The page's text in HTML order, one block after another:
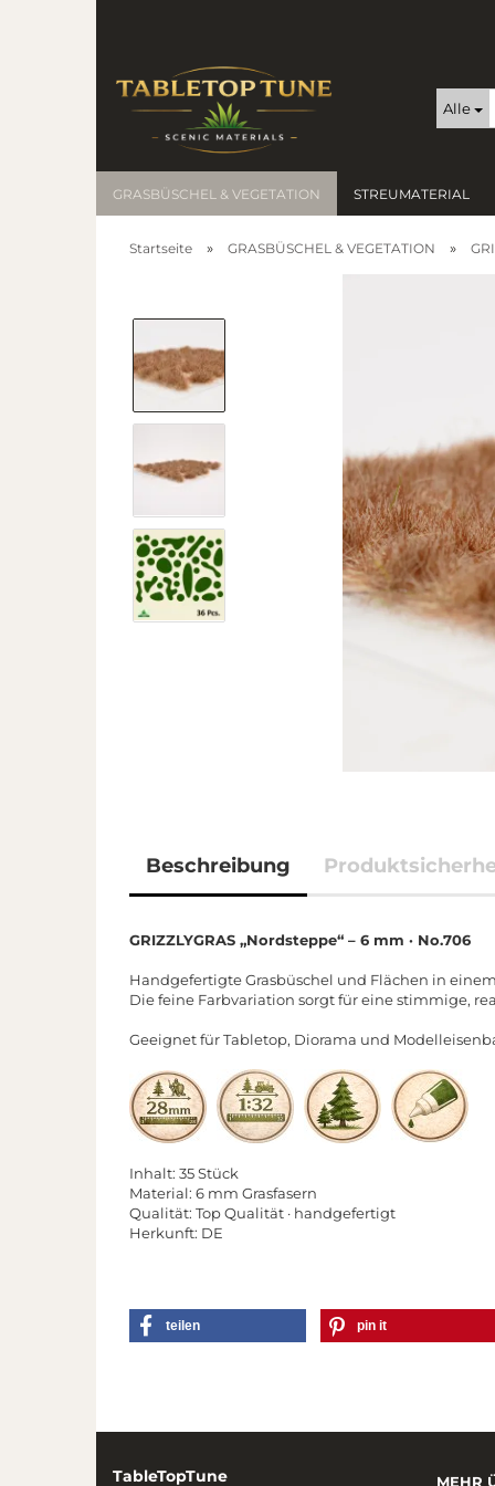
Alle
GRASBÜSCHEL & VEGETATION STREUMATERIAL
Startseite » GRASBÜSCHEL & VEGETATION »
Beschreibung
GRIZZLYGRAS „Nordsteppe“ – 6 mm · No.706
Handgefertigte Grasbüschel und Flächen in
Die feine Farbvariation sorgt für eine stimmige,
Geeignet für Tabletop, Diorama und
Inhalt: 35 Stück
Material: 6 mm Grasfasern
Qualität: Top Qualität · handgefertigt
Herkunft: DE
teilen pin it
MEHR
TableTopTune